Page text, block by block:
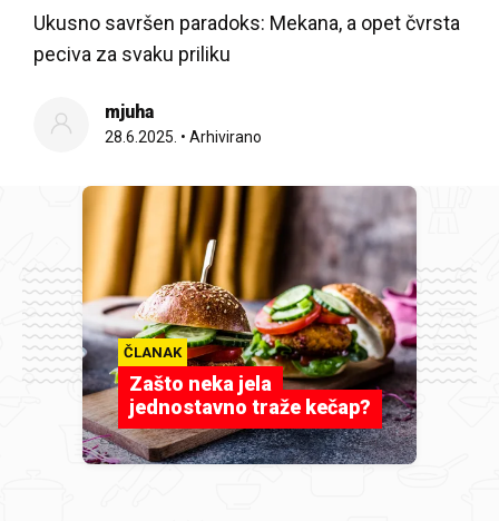
Ukusno savršen paradoks: Mekana, a opet čvrsta
peciva za svaku priliku
mjuha
28.6.2025. • Arhivirano
ČLANAK
Zašto neka jela
jednostavno traže kečap?